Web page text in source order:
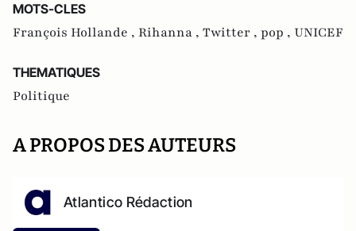
MOTS-CLES
François Hollande , Rihanna , Twitter , pop , UNICEF
THEMATIQUES
Politique
A PROPOS DES AUTEURS
Atlantico Rédaction